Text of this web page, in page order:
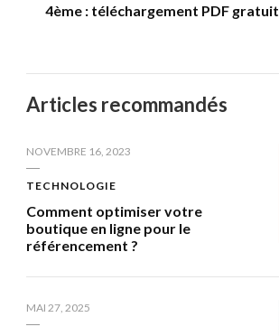
4ème : téléchargement PDF gratuit
Articles recommandés
NOVEMBRE 16, 2023
TECHNOLOGIE
Comment optimiser votre
boutique en ligne pour le
référencement ?
MAI 27, 2025